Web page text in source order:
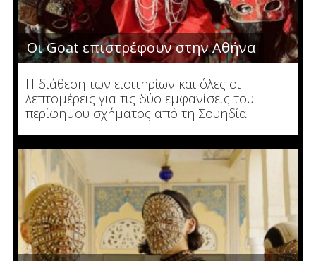
Οι Goat επιστρέφουν στην Αθήνα
Η διάθεση των εισιτηρίων και όλες οι
λεπτομέρεις για τις δύο εμφανίσεις του
περίφημου σχήματος από τη Σουηδία